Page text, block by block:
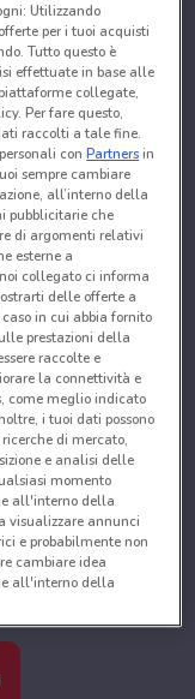
Utilizzando
per i tuoi acquisti
Tutto questo è
effettuate in base alle
collegate,
Per fare questo,
raccolti a tale fine.
conPartnersin
sempre cambiare
all’interno della
pubblicitarie che
di argomenti relativi
esterne a
collegato ci informa
delle offerte a
in cui abbia fornito
prestazioni della
raccolte e
la connettività e
come meglio indicato
i tuoi dati possono
di mercato,
e analisi delle
momento
all'interno della
visualizzare annunci
e probabilmente non
cambiare idea
all'interno della
fornire:
attiva delle
Archiviare